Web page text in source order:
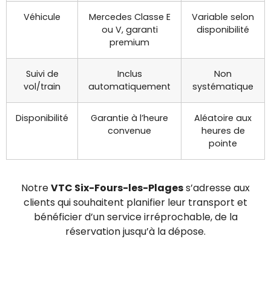
Véhicule
Mercedes Classe E
ou V, garanti
premium
Variable selon
disponibilité
Suivi de
vol/train
Inclus
automatiquement
Non
systématique
Disponibilité
Garantie à l’heure
convenue
Aléatoire aux
heures de
pointe
NotreVTC Six-Fours-les-Plagess’adresse aux
clients qui souhaitent planifier leur transport et
bénéficier d’un service irréprochable, de la
réservation jusqu’à la dépose.